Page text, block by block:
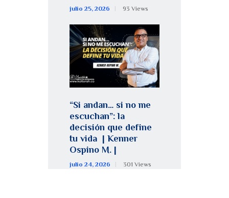
julio 25, 2026 93 Views
“Si andan… si no me
escuchan”: la
decisión que define
tu vida | Kenner
Ospino M. |
julio 24, 2026 301 Views